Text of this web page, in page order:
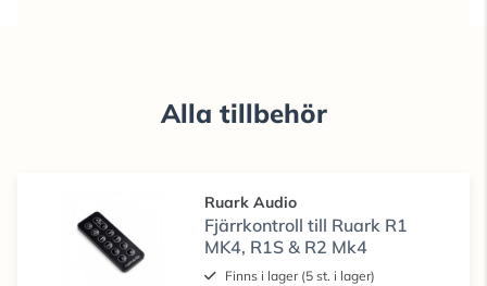
Alla tillbehör
Ruark Audio
Fjärrkontroll till Ruark R1
MK4, R1S & R2 Mk4
Finns i lager (5 st. i lager)